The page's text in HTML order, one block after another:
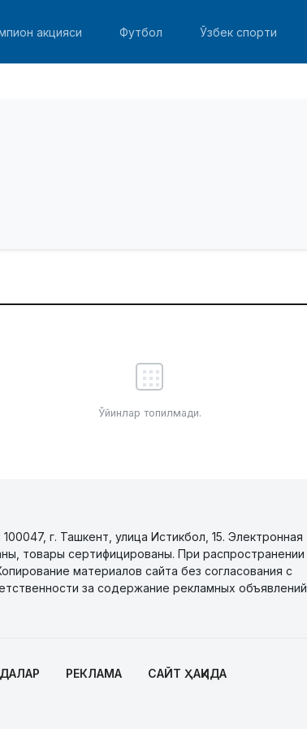
акцияси Футбол Ўзбек спорти
Ўйинлар топилмади.
г. Ташкент, улица Истикбол, 15. Электронная
товары сертифицированы. При распространении
материалов сайта без согласования с
за содержание рекламных объявлений,
РЕКЛАМА САЙТ ҲАҚИДА